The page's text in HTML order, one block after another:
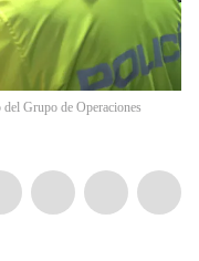
Grupo de Operaciones